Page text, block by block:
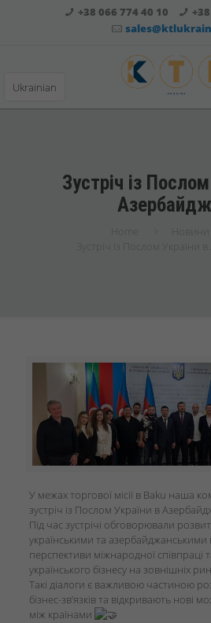
+38 066 774 40 10
Ukrainian
Зустріч із
Home
Новини
Зустріч із Послом України
У межах торгової місії в Baku наша
зустріч із Послом України в
Під час зустрічі обговорювали
українськими та азербайджанськими
перспективи міжнародної співпраці
українського бізнесу на зовнішніх
Такі діалоги є важливою частиною
бізнес-зв’язків та відкривають нові
між країнами